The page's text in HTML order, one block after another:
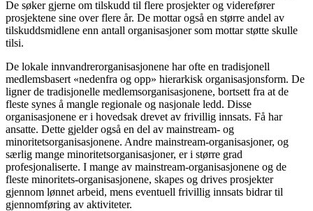
De søker gjerne om tilskudd til flere prosjekter og viderefører
prosjektene sine over flere år. De mottar også en større andel av
tilskuddsmidlene enn antall organisasjoner som mottar støtte skulle
tilsi.
De lokale innvandrerorganisasjonene har ofte en tradisjonell
medlemsbasert «nedenfra og opp» hierarkisk organisasjonsform. De
ligner de tradisjonelle medlemsorganisasjonene, bortsett fra at de
fleste synes å mangle regionale og nasjonale ledd. Disse
organisasjonene er i hovedsak drevet av frivillig innsats. Få har
ansatte. Dette gjelder også en del av mainstream- og
minoritetsorganisasjonene. Andre mainstream-organisasjoner, og
særlig mange minoritetsorganisasjoner, er i større grad
profesjonaliserte. I mange av mainstream-organisasjonene og de
fleste minoritets-organisasjonene, skapes og drives prosjekter
gjennom lønnet arbeid, mens eventuell frivillig innsats bidrar til
gjennomføring av aktiviteter.